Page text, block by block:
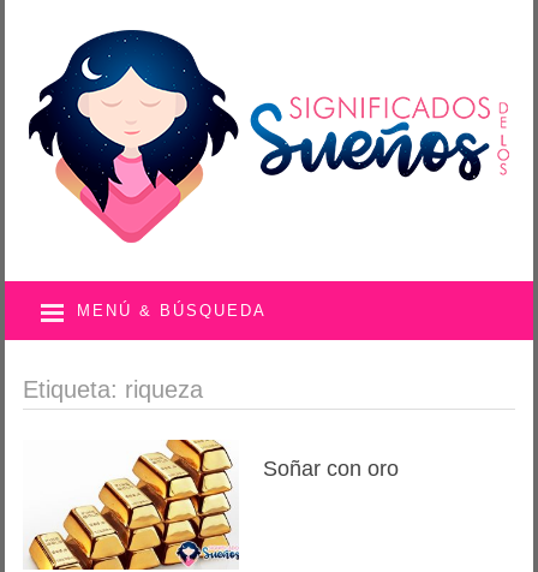
MENÚ & BÚSQUEDA
Etiqueta: riqueza
Soñar con oro